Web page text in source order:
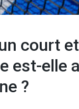
court
est-elle
?